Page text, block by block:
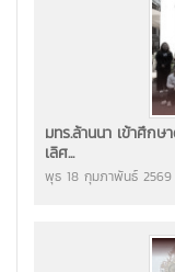
มทร.ล้านนา เข้าศึกษ
เลิศ...
พุธ 18 กุมภาพันธ์ 2569